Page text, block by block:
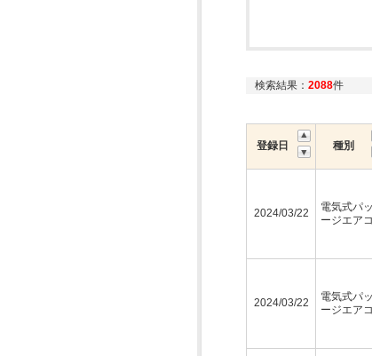
検索結果： 2088件
登録日 種別
2024/03/22
電気式パ
ージエア
2024/03/22
電気式パ
ージエア